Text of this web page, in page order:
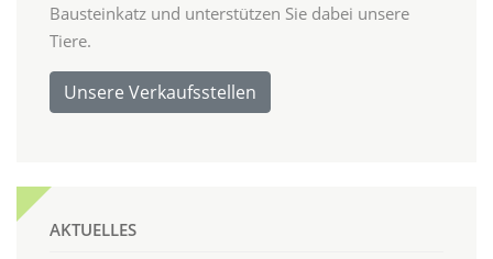
Bausteinkatz und unterstützen Sie dabei unsere
Tiere.
Unsere Verkaufsstellen
AKTUELLES